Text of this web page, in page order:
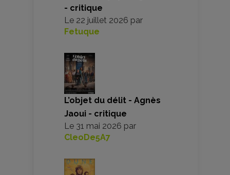
- critique
Le 22 juillet 2026 par
Fetuque
L’objet du délit - Agnès
Jaoui - critique
Le 31 mai 2026 par
CleoDe5A7